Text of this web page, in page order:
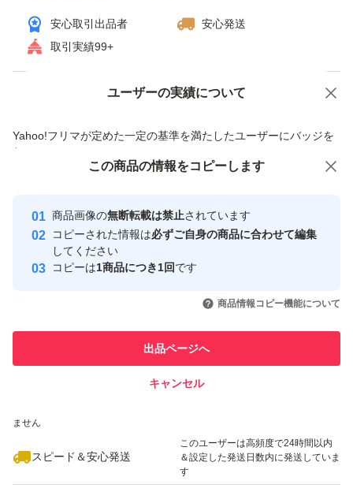
安心取引出品者
安心発送
取引実績99+
ユーザーの実績について
Yahoo!フリマが定めた一定の基準を満たしたユーザーにバッジを
付与しています
安心取引出品者
心・安全なユーザーです
取引実績
引を完了させた実績があります
での取引実績があります
ません
スピード＆安心発送
このユーザーは高頻度で24時間以内
＆設定した発送日数内に発送していま
す
価格の相談 商品への質問
この商品の情報をコピーします
商品画像の無断転載は禁止されています
コピーされた情報は必ずご自身の商品に合わせて編集
してください
コピーは1商品につき1回です
商品情報コピー機能について
出品ページへ
キャンセル
この商品をみている人にオススメ